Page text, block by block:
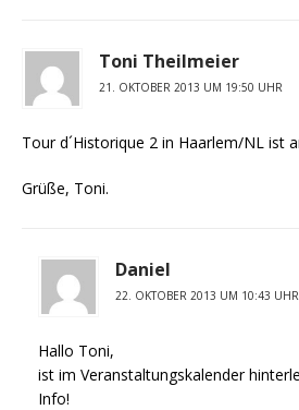
Toni Theilmeier
21. OKTOBER 2013 UM 19:50 UHR
Tour d´Historique 2 in Haarlem/NL ist
Grüße, Toni.
Daniel
22. OKTOBER 2013 UM 10:43 UHR
Hallo Toni,
ist im Veranstaltungskalender
Info!